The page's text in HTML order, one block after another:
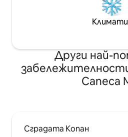
Други най-
Caneca
Сградата Копан